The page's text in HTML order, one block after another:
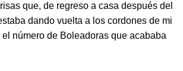
que, de regreso a casa después del
dando vuelta a los cordones de mi
número de Boleadoras que acababa